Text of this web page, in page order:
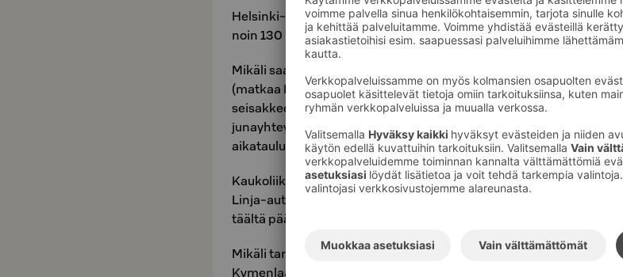
Helsinki-Vantaan lentokentältä on matkaa Kotkan Seurahuoneelle
noin 130 km.
Mikäli saavut Kotkaan junalla voit joko jäädä pois Kotkan pysäkillä
(matkaa Kotkan Seurahuoneelle 1 km) tai Kotkan Sataman
seisakkeella (matkaa Kotkan Seurahuoneelle 800 m). Kaikki
junayhteydet Kotkaan kulkevat Kouvolan kautta. Katso lisätietoja ja
aikataulut osoitteestawww.vr.fi .
Kaukoliikenteen linja-autot saapuvat Kotkan linja-autoasemalle.
Linja-autoasemalta Kotkan Seurahuoneelle on noin 500 m, joten
täältä pääset kätevästi kävellen hotelliin.
Mikäli tarvitset Kotkan seudulla taksia, Kotkassa palvelee mm.
Kymenlaakson taksi numerosta 0100 87227.